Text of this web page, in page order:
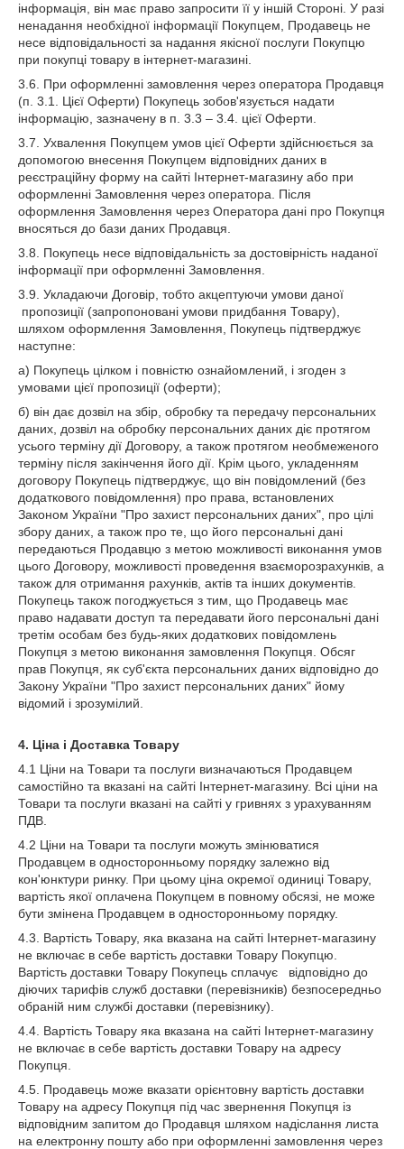
інформація, він має право запросити її у іншій Стороні. У разі
ненадання необхідної інформації Покупцем, Продавець не
несе відповідальності за надання якісної послуги Покупцю
при покупці товару в інтернет-магазині.
3.6. При оформленні замовлення через оператора Продавця
(п. 3.1. Цієї Оферти) Покупець зобов'язується надати
інформацію, зазначену в п. 3.3 – 3.4. цієї Оферти.
3.7. Ухвалення Покупцем умов цієї Оферти здійснюється за
допомогою внесення Покупцем відповідних даних в
реєстраційну форму на сайті Інтернет-магазину або при
оформленні Замовлення через оператора. Після
оформлення Замовлення через Оператора дані про Покупця
вносяться до бази даних Продавця.
3.8. Покупець несе відповідальність за достовірність наданої
інформації при оформленні Замовлення.
3.9. Укладаючи Договір, тобто акцептуючи умови даної
пропозиції (запропоновані умови придбання Товару),
шляхом оформлення Замовлення, Покупець підтверджує
наступне:
а) Покупець цілком і повністю ознайомлений, і згоден з
умовами цієї пропозиції (оферти);
б) він дає дозвіл на збір, обробку та передачу персональних
даних, дозвіл на обробку персональних даних діє протягом
усього терміну дії Договору, а також протягом необмеженого
терміну після закінчення його дії. Крім цього, укладенням
договору Покупець підтверджує, що він повідомлений (без
додаткового повідомлення) про права, встановлених
Законом України "Про захист персональних даних", про цілі
збору даних, а також про те, що його персональні дані
передаються Продавцю з метою можливості виконання умов
цього Договору, можливості проведення взаєморозрахунків, а
також для отримання рахунків, актів та інших документів.
Покупець також погоджується з тим, що Продавець має
право надавати доступ та передавати його персональні дані
третім особам без будь-яких додаткових повідомлень
Покупця з метою виконання замовлення Покупця. Обсяг
прав Покупця, як суб'єкта персональних даних відповідно до
Закону України "Про захист персональних даних" йому
відомий і зрозумілий.
4. Ціна і Доставка Товару
4.1 Ціни на Товари та послуги визначаються Продавцем
самостійно та вказані на сайті Інтернет-магазину. Всі ціни на
Товари та послуги вказані на сайті у гривнях з урахуванням
ПДВ.
4.2 Ціни на Товари та послуги можуть змінюватися
Продавцем в односторонньому порядку залежно від
кон'юнктури ринку. При цьому ціна окремої одиниці Товару,
вартість якої оплачена Покупцем в повному обсязі, не може
бути змінена Продавцем в односторонньому порядку.
4.3. Вартість Товару, яка вказана на сайті Інтернет-магазину
не включає в себе вартість доставки Товару Покупцю.
Вартість доставки Товару Покупець сплачує відповідно до
діючих тарифів служб доставки (перевізників) безпосередньо
обраній ним службі доставки (перевізнику).
4.4. Вартість Товару яка вказана на сайті Інтернет-магазину
не включає в себе вартість доставки Товару на адресу
Покупця.
4.5. Продавець може вказати орієнтовну вартість доставки
Товару на адресу Покупця під час звернення Покупця із
відповідним запитом до Продавця шляхом надіслання листа
на електронну пошту або при оформленні замовлення через